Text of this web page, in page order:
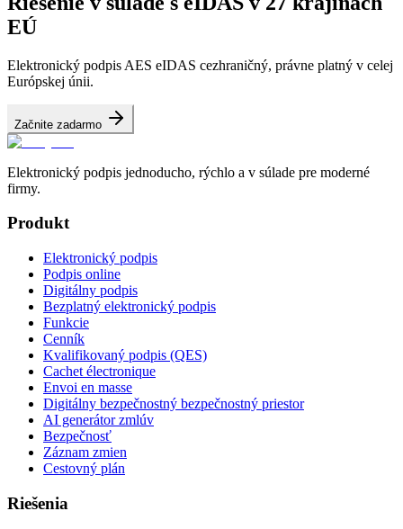
EÚ
Elektronický podpis AES eIDAS cezhraničný, právne platný v celej
Európskej únii.
Začnite zadarmo
Elektronický podpis jednoducho, rýchlo a v súlade pre moderné
firmy.
Produkt
Elektronický podpis
Podpis online
Digitálny podpis
Bezplatný elektronický podpis
Funkcie
Cenník
Kvalifikovaný podpis (QES)
Cachet électronique
Envoi en masse
Digitálny bezpečnostný bezpečnostný priestor
AI generátor zmlúv
Bezpečnosť
Záznam zmien
Cestovný plán
Riešenia